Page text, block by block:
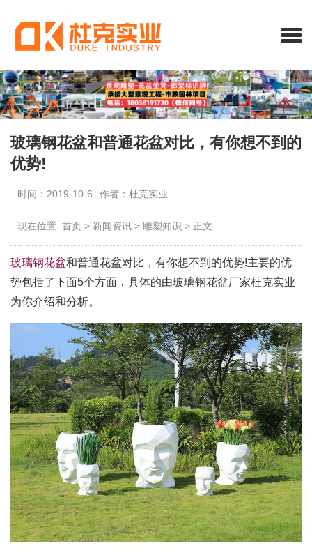
玻璃钢花盆和普通花盆对比，有你想不到的
优势!
时间：2019-10-6 作者：杜克实业
现在位置: 首页 > 新闻资讯 > 雕塑知识 > 正文
玻璃钢花盆和普通花盆对比，有你想不到的优势!主要的优
势包括了下面5个方面，具体的由玻璃钢花盆厂家杜克实业
为你介绍和分析。